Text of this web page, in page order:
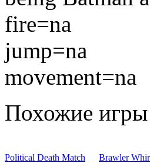
fire=na
jump=na
movement=na
Похожие игры
Political Death Match Brawler